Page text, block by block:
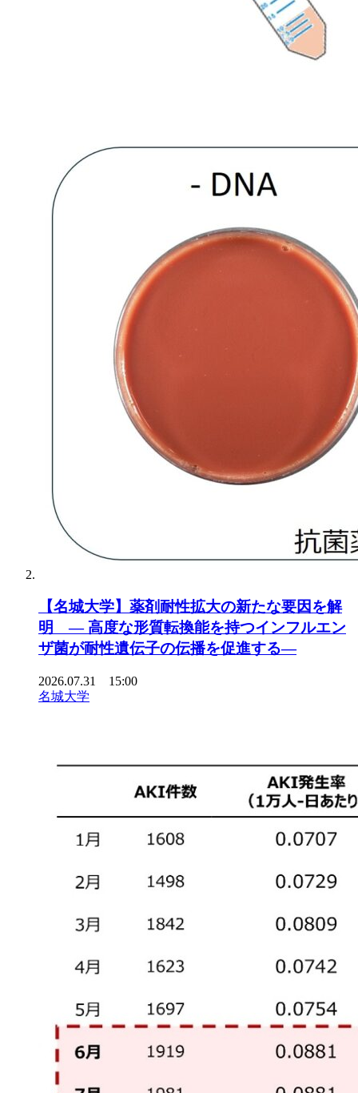
【名城大学】薬剤耐性拡大の新たな要因を解
明 ― 高度な形質転換能を持つインフルエン
ザ菌が耐性遺伝子の伝播を促進する―
2026.07.31 15:00
名城大学